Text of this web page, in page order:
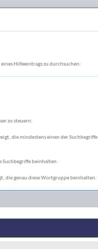
Hilfeeintrags zu durchsuchen.
zu steuern:
die mindestens einen der Suchbegriffe
Suchbegriffe beinhalten.
die genau diese Wortgruppe beinhalten.